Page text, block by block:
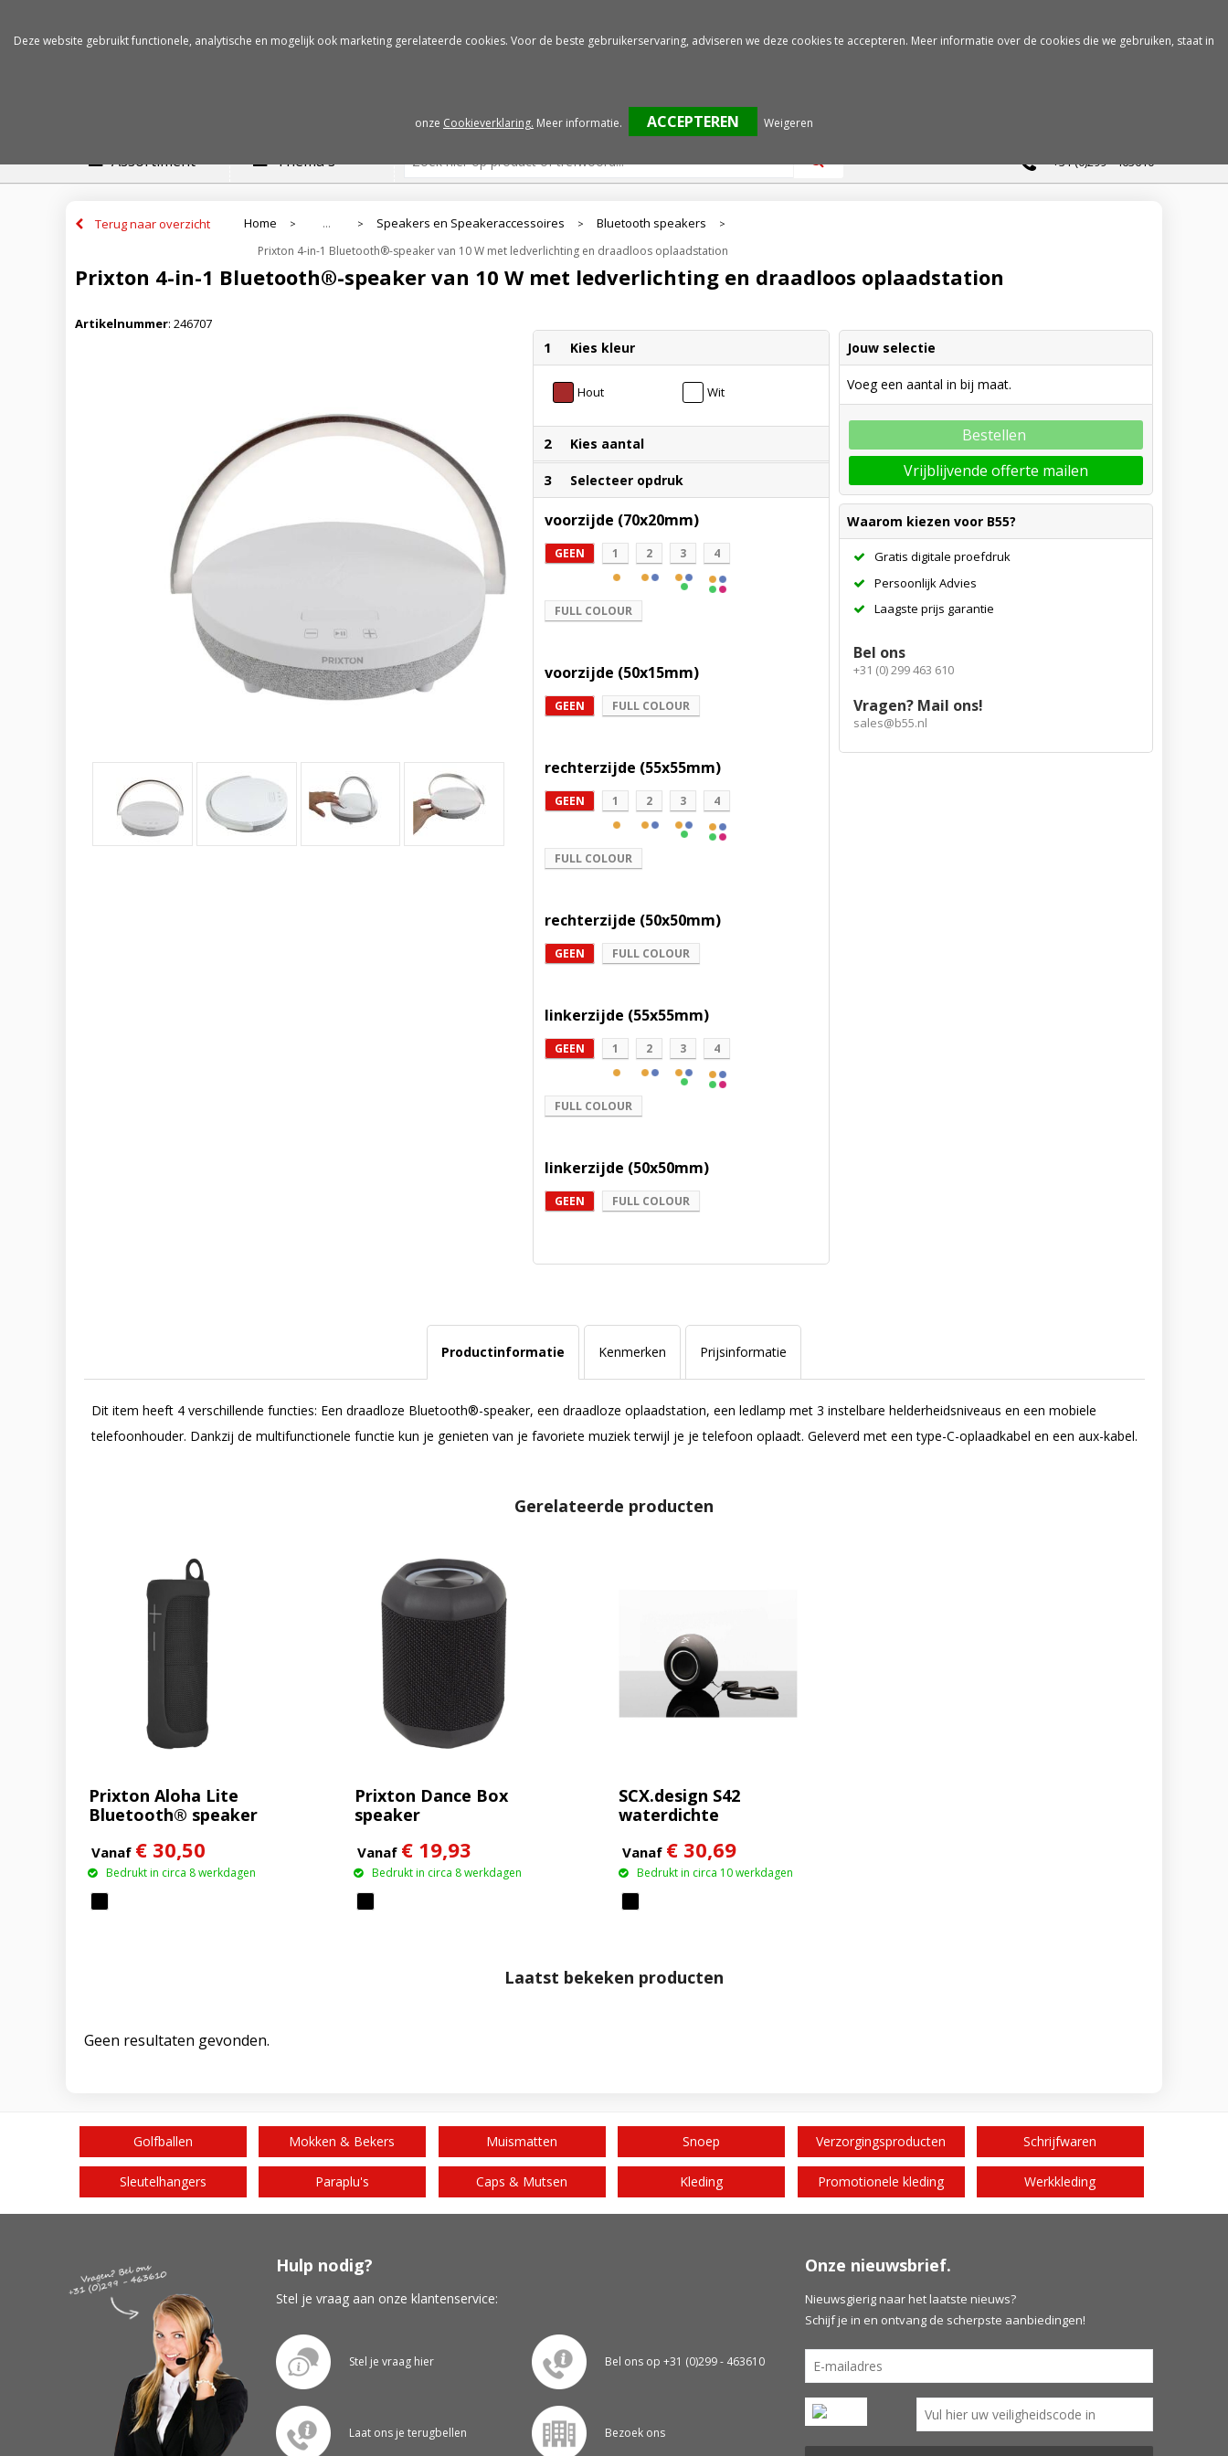
Assortiment Thema's +31 (0)299 - 463610
Terug naar overzicht Home > ... > Speakers en Speakeraccessoires > Bluetooth speakers >
Prixton 4-in-1 Bluetooth®-speaker van 10 W met ledverlichting en draadloos oplaadstation
Prixton 4-in-1 Bluetooth®-speaker van 10 W met ledverlichting en draadloos oplaadstation
Artikelnummer: 246707
1 Kies kleur
Hout Wit
2 Kies aantal
3 Selecteer opdruk
voorzijde (70x20mm)
GEEN 1 2 3 4
FULL COLOUR
voorzijde (50x15mm)
GEEN FULL COLOUR
rechterzijde (55x55mm)
GEEN 1 2 3 4
FULL COLOUR
rechterzijde (50x50mm)
GEEN FULL COLOUR
linkerzijde (55x55mm)
GEEN 1 2 3 4
FULL COLOUR
linkerzijde (50x50mm)
GEEN FULL COLOUR
Jouw selectie
Voeg een aantal in bij maat.
Bestellen
Vrijblijvende offerte mailen
Waarom kiezen voor B55?
Gratis digitale proefdruk
Persoonlijk Advies
Laagste prijs garantie
Bel ons
+31 (0) 299 463 610
Vragen? Mail ons!
sales@b55.nl
Productinformatie Kenmerken Prijsinformatie
Dit item heeft 4 verschillende functies: Een draadloze Bluetooth®-speaker, een draadloze oplaadstation, een ledlamp met 3 instelbare helderheidsniveaus en een mobiele
telefoonhouder. Dankzij de multifunctionele functie kun je genieten van je favoriete muziek terwijl je je telefoon oplaadt. Geleverd met een type-C-oplaadkabel en een aux-kabel.
Gerelateerde producten
Prixton Aloha Lite
Bluetooth® speaker
Vanaf € 30,50
Bedrukt in circa 8 werkdagen
Prixton Dance Box
speaker
Vanaf € 19,93
Bedrukt in circa 8 werkdagen
SCX.design S42
waterdichte
van 10 W
Vanaf € 30,69
Bedrukt in circa 10 werkdagen
Laatst bekeken producten
Geen resultaten gevonden.
Golfballen Mokken & Bekers Muismatten Snoep Verzorgingsproducten Schrijfwaren
Sleutelhangers Paraplu's Caps & Mutsen Kleding Promotionele kleding Werkkleding
Hulp nodig?
Stel je vraag aan onze klantenservice:
Stel je vraag hier Bel ons op +31 (0)299 - 463610
Laat ons je terugbellen Bezoek ons
Onze nieuwsbrief.
Nieuwsgierig naar het laatste nieuws?
Schijf je in en ontvang de scherpste aanbiedingen!
Deze website gebruikt functionele, analytische en mogelijk ook marketing gerelateerde cookies. Voor de beste gebruikerservaring, adviseren we deze cookies te accepteren. Meer informatie over de cookies die we gebruiken, staat in
onze Cookieverklaring. Meer informatie. Weigeren